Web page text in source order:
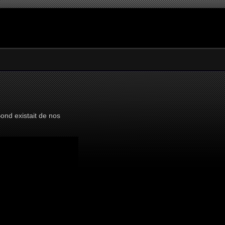
existait de nos